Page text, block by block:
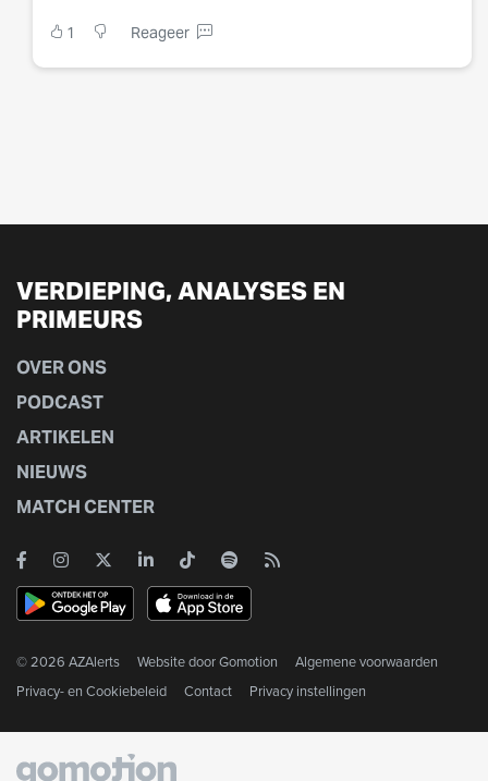
1 Reageer
VERDIEPING, ANALYSES EN
PRIMEURS
OVER ONS
PODCAST
ARTIKELEN
NIEUWS
MATCH CENTER
© 2026 AZAlerts Website doorGomotion
Algemene voorwaarden
Privacy- en Cookiebeleid
Contact Privacy instellingen